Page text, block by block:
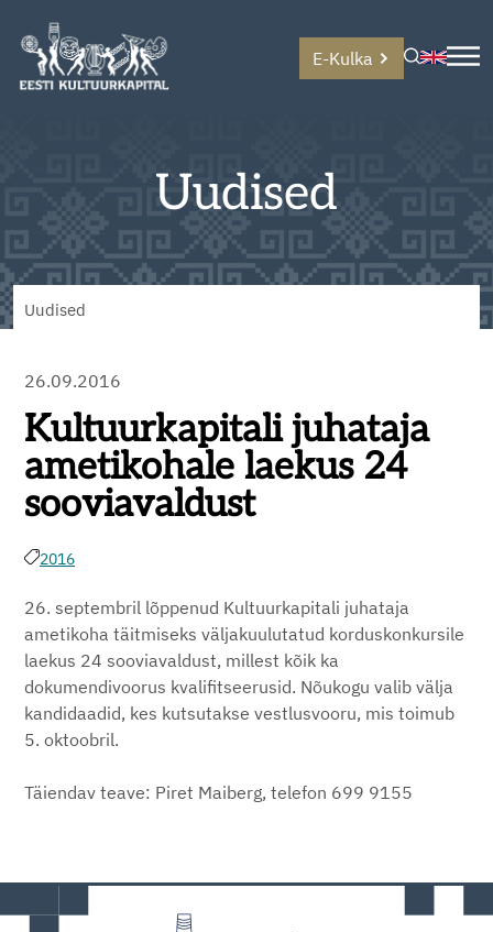
E-Kulka
Uudised
Uudised
26.09.2016
Kultuurkapitali juhataja
ametikohale laekus 24
sooviavaldust
2016
26. septembril lõppenud Kultuurkapitali juhataja
ametikoha täitmiseks väljakuulutatud korduskonkursile
laekus 24 sooviavaldust, millest kõik ka
dokumendivoorus kvalifitseerusid. Nõukogu valib välja
kandidaadid, kes kutsutakse vestlusvooru, mis toimub
5. oktoobril.
Täiendav teave: Piret Maiberg, telefon 699 9155